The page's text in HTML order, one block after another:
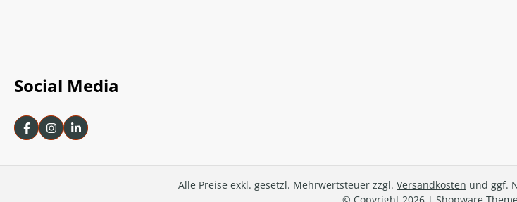
Social Media
Alle Preise exkl. gesetzl. Mehrwertsteuer zzgl. Versandkosten und ggf.